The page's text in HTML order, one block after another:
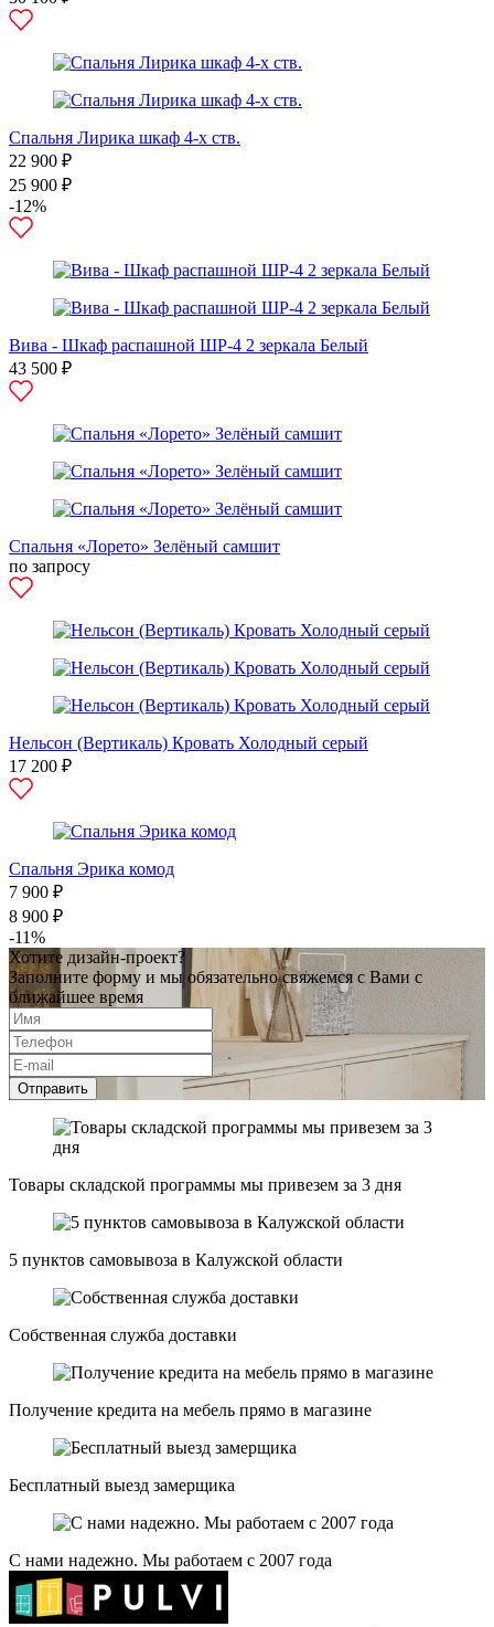
Спальня Лирика шкаф 4-х ств.
22 900 ₽
25 900 ₽
-12%
Вива - Шкаф распашной ШР-4 2 зеркала Белый
43 500 ₽
Спальня «Лорето» Зелёный самшит
по запросу
Нельсон (Вертикаль) Кровать Холодный серый
17 200 ₽
Спальня Эрика комод
7 900 ₽
8 900 ₽
-11%
Хотите дизайн-проект?
Заполните форму и мы обязательно свяжемся с Вами с
ближайшее время
Отправить
Товары складской программы мы привезем за 3 дня
5 пунктов самовывоза в Калужской области
Собственная служба доставки
Получение кредита на мебель прямо в магазине
Бесплатный выезд замерщика
С нами надежно. Мы работаем с 2007 года